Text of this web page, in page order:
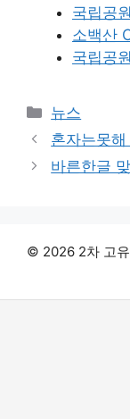
국립공
소백산
국립공
카
테
리
뉴스
혼자는못
바른한글
© 2026 2차 고유